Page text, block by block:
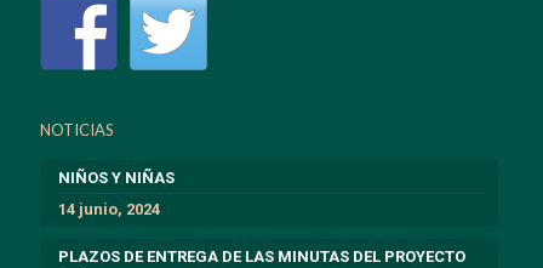
NOTICIAS
NIÑOS Y NIÑAS
14 junio, 2024
PLAZOS DE ENTREGA DE LAS MINUTAS DEL PROYECTO